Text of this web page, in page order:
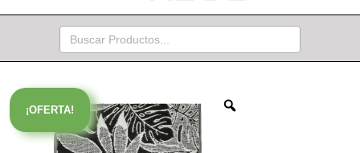
Buscar:
¡OFERTA!